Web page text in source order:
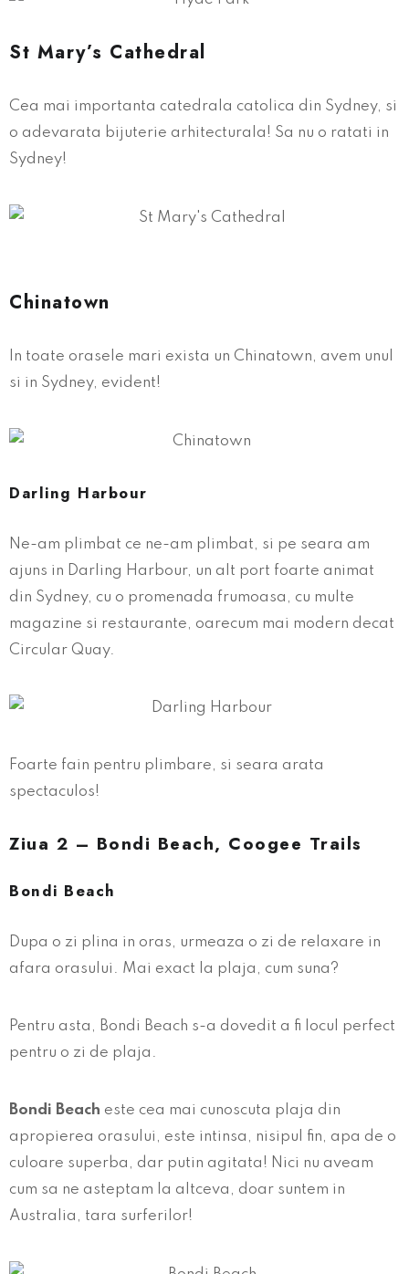
St Mary’s Cathedral
Cea mai importanta catedrala catolica din Sydney, si
o adevarata bijuterie arhitecturala! Sa nu o ratati in
Sydney!
Chinatown
In toate orasele mari exista un Chinatown, avem unul
si in Sydney, evident!
Darling Harbour
Ne-am plimbat ce ne-am plimbat, si pe seara am
ajuns in Darling Harbour, un alt port foarte animat
din Sydney, cu o promenada frumoasa, cu multe
magazine si restaurante, oarecum mai modern decat
Circular Quay.
Foarte fain pentru plimbare, si seara arata
spectaculos!
Ziua 2 – Bondi Beach, Coogee Trails
Bondi Beach
Dupa o zi plina in oras, urmeaza o zi de relaxare in
afara orasului. Mai exact la plaja, cum suna?
Pentru asta, Bondi Beach s-a dovedit a fi locul perfect
pentru o zi de plaja.
Bondi Beach este cea mai cunoscuta plaja din
apropierea orasului, este intinsa, nisipul fin, apa de o
culoare superba, dar putin agitata! Nici nu aveam
cum sa ne asteptam la altceva, doar suntem in
Australia, tara surferilor!